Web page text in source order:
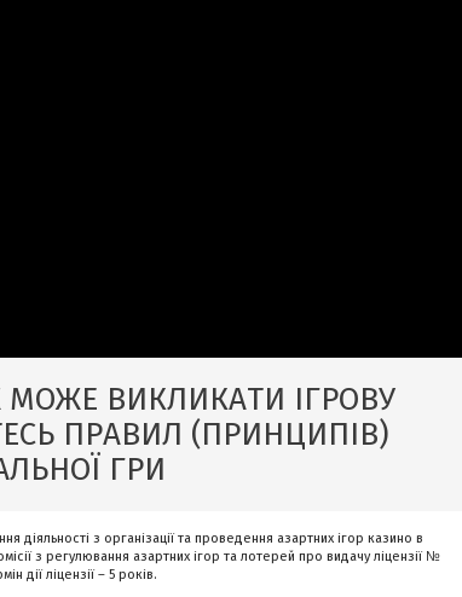
МОЖЕ ВИКЛИКАТИ ІГРОВУ
ПРАВИЛ (ПРИНЦИПІВ)
ГРИ
з організації та проведення азартних ігор казино в
з регулювання азартних ігор та лотерей про видачу ліцензії №
дії ліцензії – 5 років.